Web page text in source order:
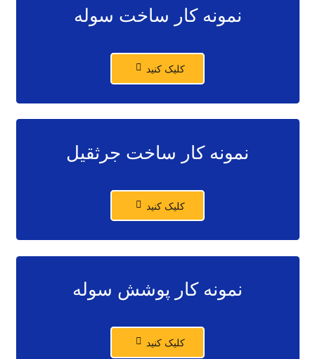
نمونه کار ساخت سوله
کلیک کنید
نمونه کار ساخت جرثقیل
کلیک کنید
نمونه کار پوشش سوله
کلیک کنید